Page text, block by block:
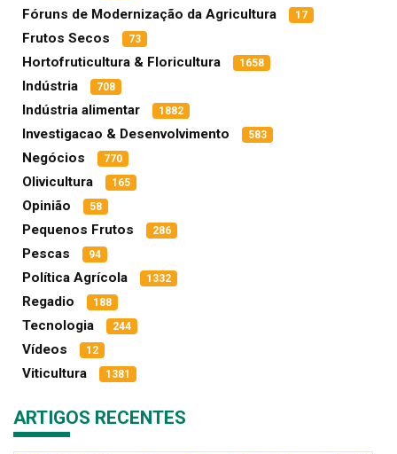
Fóruns de Modernização da Agricultura 17
Frutos Secos 73
Hortofruticultura & Floricultura 1658
Indústria 708
Indústria alimentar 1882
Investigacao & Desenvolvimento 583
Negócios 770
Olivicultura 165
Opinião 58
Pequenos Frutos 286
Pescas 94
Política Agrícola 1332
Regadio 188
Tecnologia 244
Vídeos 12
Viticultura 1381
ARTIGOS RECENTES